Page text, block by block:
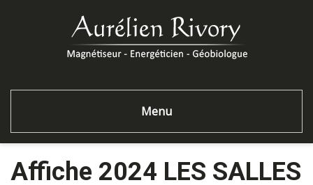
Menu
Affiche 2024 LES SALLES